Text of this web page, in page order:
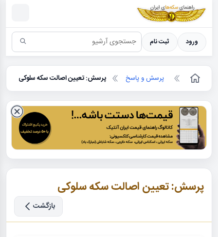
سکه ها ؛ راهنمای سکه شناسی
ورود ثبت نام
پرسش و پاسخ پرسش: تعیین اصالت سکه سلوکی
پرسش: تعیین اصالت سکه سلوکی
بازگشت